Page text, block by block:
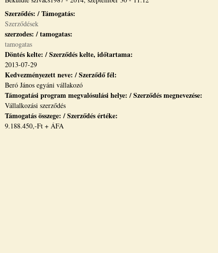
Szerződés: / Támogatás:
Szerződések
szerzodes: / tamogatas:
tamogatas
Döntés kelte: / Szerződés kelte, időtartama:
2013-07-29
Kedvezményezett neve: / Szerződő fél:
Beró János egyáni vállakozó
Támogatási program megvalósulási helye: / Szerződés megnevezése:
Vállalkozási szerződés
Támogatás összege: / Szerződés értéke:
9.188.450,-Ft + ÁFA